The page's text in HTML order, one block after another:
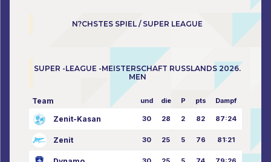
N?CHSTES SPIEL / SUPER LEAGUE
SUPER -LEAGUE -MEISTERSCHAFT RUSSLANDS 2026.
MEN
Team und die P pts Dampf
Zenit-Kasan 30 28 2 82 87:24
Zenit 30 25 5 76 81:21